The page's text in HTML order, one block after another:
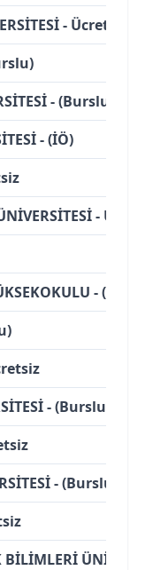
- Ücretsiz
- (Burslu)
- (İÖ)
-
-
- (Burslu)
- (Burslu)